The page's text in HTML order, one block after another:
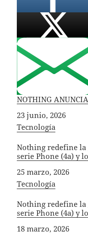
NOTHING
Fecha
23 junio, 2026
In relation to
Tecnología
Nothing redefine la
serie Phone (4a) y
Fecha
25 marzo, 2026
In relation to
Tecnología
Nothing redefine la
serie Phone (4a) y
Fecha
18 marzo, 2026